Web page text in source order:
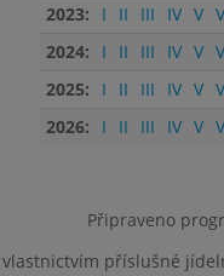
2023:
I II III IV V
2024:
I II III IV V
2025:
I II III IV V
2026:
I II III IV V
Připraveno
příslušné